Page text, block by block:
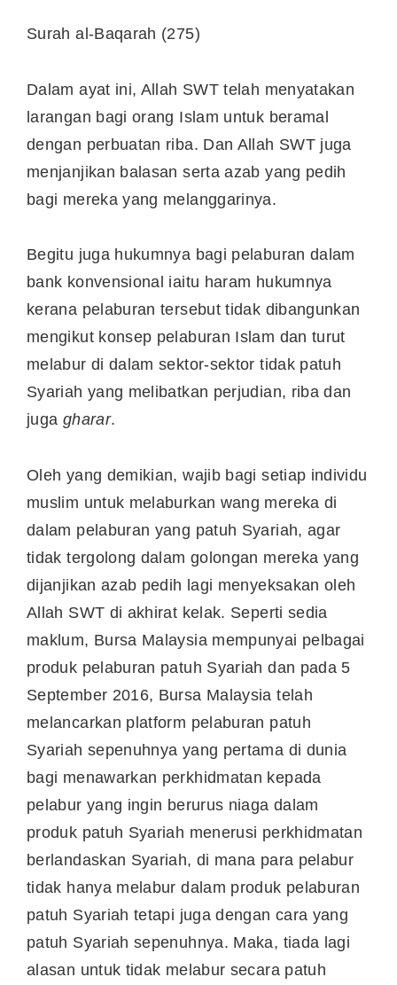
Surah al-Baqarah (275)
Dalam ayat ini, Allah SWT telah menyatakan
larangan bagi orang Islam untuk beramal
dengan perbuatan riba. Dan Allah SWT juga
menjanjikan balasan serta azab yang pedih
bagi mereka yang melanggarinya.
Begitu juga hukumnya bagi pelaburan dalam
bank konvensional iaitu haram hukumnya
kerana pelaburan tersebut tidak dibangunkan
mengikut konsep pelaburan Islam dan turut
melabur di dalam sektor-sektor tidak patuh
Syariah yang melibatkan perjudian, riba dan
juga gharar.
Oleh yang demikian, wajib bagi setiap individu
muslim untuk melaburkan wang mereka di
dalam pelaburan yang patuh Syariah, agar
tidak tergolong dalam golongan mereka yang
dijanjikan azab pedih lagi menyeksakan oleh
Allah SWT di akhirat kelak. Seperti sedia
maklum, Bursa Malaysia mempunyai pelbagai
produk pelaburan patuh Syariah dan pada 5
September 2016, Bursa Malaysia telah
melancarkan platform pelaburan patuh
Syariah sepenuhnya yang pertama di dunia
bagi menawarkan perkhidmatan kepada
pelabur yang ingin berurus niaga dalam
produk patuh Syariah menerusi perkhidmatan
berlandaskan Syariah, di mana para pelabur
tidak hanya melabur dalam produk pelaburan
patuh Syariah tetapi juga dengan cara yang
patuh Syariah sepenuhnya. Maka, tiada lagi
alasan untuk tidak melabur secara patuh